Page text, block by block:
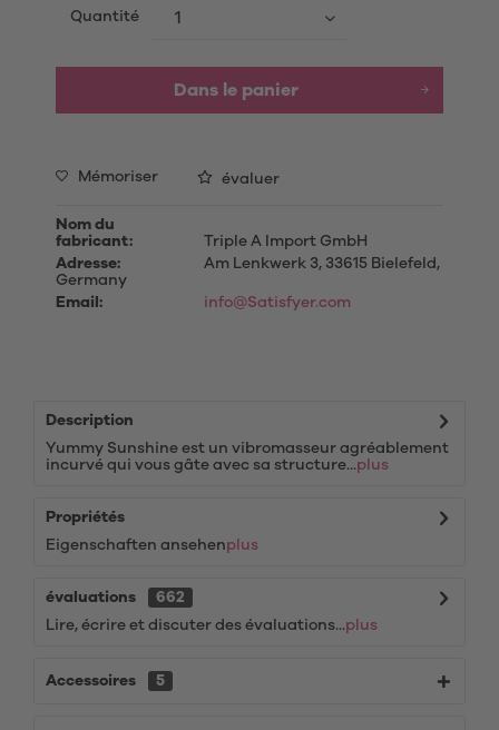
Quantité
Dans le panier
Mémoriser évaluer
Nom du
fabricant:
Triple A Import GmbH
Adresse:
Am Lenkwerk 3, 33615 Bielefeld,
Germany
Email:
info@Satisfyer.com
Description
Yummy Sunshine est un vibromasseur agréablement
incurvé qui vous gâte avec sa structure...plus
Propriétés
Eigenschaften ansehenplus
évaluations
662
Lire, écrire et discuter des évaluations...plus
Accessoires 5